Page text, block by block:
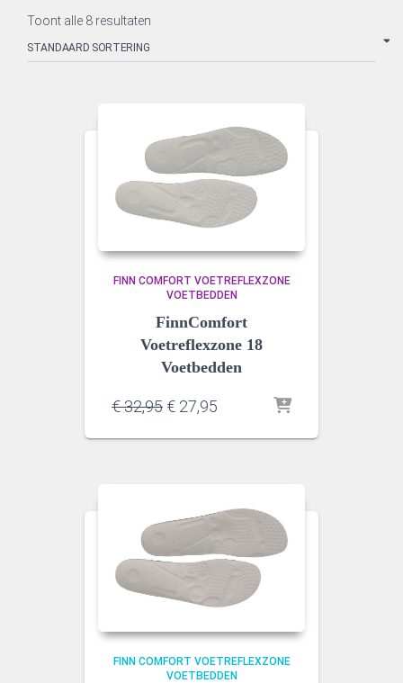
Toont alle 8 resultaten
FINN COMFORT VOETREFLEXZONE
VOETBEDDEN
FinnComfort
Voetreflexzone 18
Voetbedden
€32,95 Oorspronkelijke
was:
€ 27,95
is:
FINN COMFORT VOETREFLEXZONE
VOETBEDDEN